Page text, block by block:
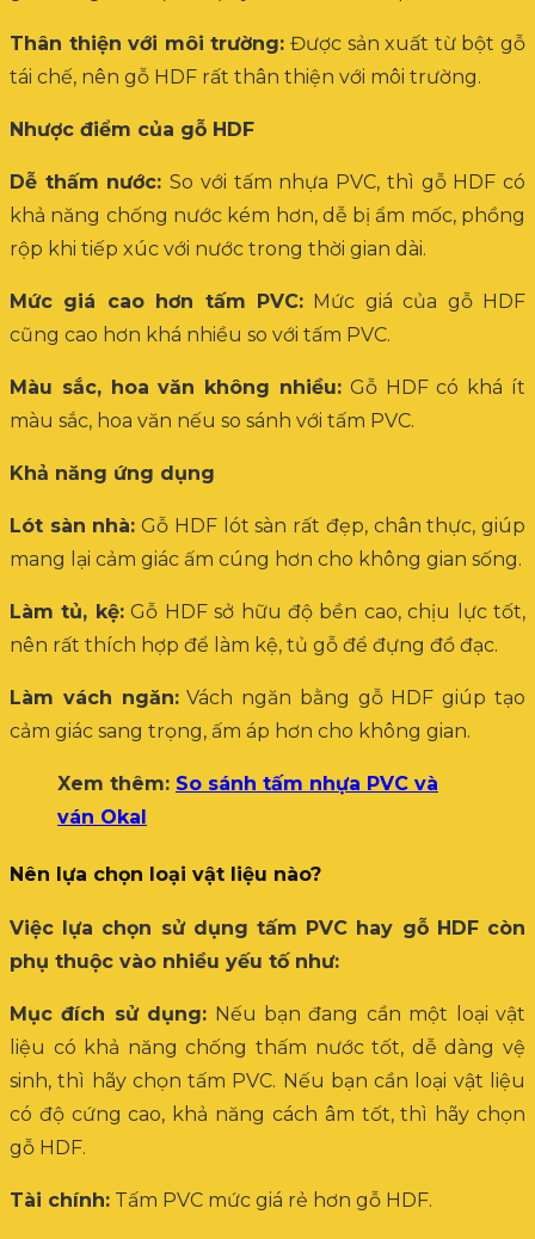
Thân thiện với môi trường: Được sản xuất từ bột gỗ
tái chế, nên gỗ HDF rất thân thiện với môi trường.
Nhược điểm của gỗ HDF
Dễ thấm nước:So với tấm nhựa PVC, thì gỗ HDF có
khả năng chống nước kém hơn, dễ bị ẩm mốc, phồng
rộp khi tiếp xúc với nước trong thời gian dài.
Mức giá cao hơn tấm PVC: Mức giá của gỗ HDF
cũng cao hơn khá nhiều so với tấm PVC.
Màu sắc, hoa văn không nhiều: Gỗ HDF có khá ít
màu sắc, hoa văn nếu so sánh với tấm PVC.
Khả năng ứng dụng
Lót sàn nhà: Gỗ HDF lót sàn rất đẹp, chân thực, giúp
mang lại cảm giác ấm cúng hơn cho không gian sống.
Làm tủ, kệ:Gỗ HDF sở hữu độ bền cao, chịu lực tốt,
nên rất thích hợp để làm kệ, tủ gỗ để đựng đồ đạc.
Làm vách ngăn:Vách ngăn bằng gỗ HDF giúp tạo
cảm giác sang trọng, ấm áp hơn cho không gian.
Xem thêm: So sánh tấm nhựa PVC và
ván Okal
Nên lựa chọn loại vật liệu nào?
Việc lựa chọn sử dụng tấm PVC hay gỗ HDF còn
phụ thuộc vào nhiều yếu tố như:
Mục đích sử dụng: Nếu bạn đang cần một loại vật
liệu có khả năng chống thấm nước tốt, dễ dàng vệ
sinh, thì hãy chọn tấm PVC. Nếu bạn cần loại vật liệu
có độ cứng cao, khả năng cách âm tốt, thì hãy chọn
gỗ HDF.
Tài chính: Tấm PVC mức giá rẻ hơn gỗ HDF.